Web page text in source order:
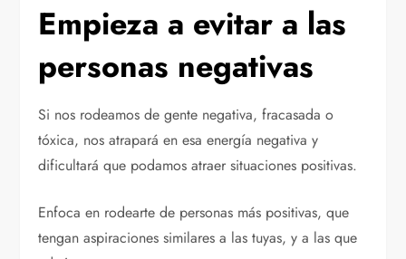
Empieza a evitar a las
personas negativas
Si nos rodeamos de gente negativa, fracasada o
tóxica, nos atrapará en esa energía negativa y
dificultará que podamos atraer situaciones positivas.
Enfoca en rodearte de personas más positivas, que
tengan aspiraciones similares a las tuyas, y a las que